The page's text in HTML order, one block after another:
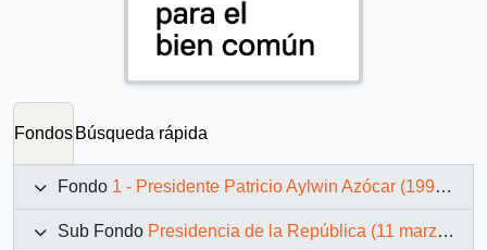
Fondos Búsqueda rápida
Fondo 1 - Presidente Patricio Aylwin Azócar (1990-1994)
Sub Fondo Presidencia de la República (11 marzo 1990 – 11 marzo 1994)